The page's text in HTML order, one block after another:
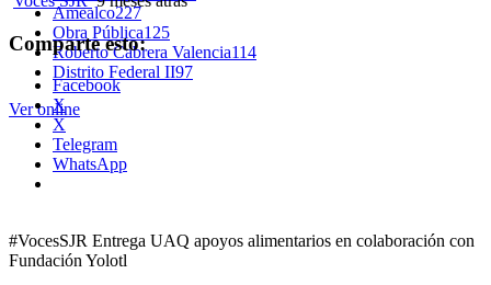
Amealco227
Obra Pública125
Roberto Cabrera Valencia114
Distrito Federal II97
Ver online
Comparte esto:
Facebook
X
X
Telegram
WhatsApp
#VocesSJR Entrega UAQ apoyos alimentarios en colaboración con
Fundación Yolotl